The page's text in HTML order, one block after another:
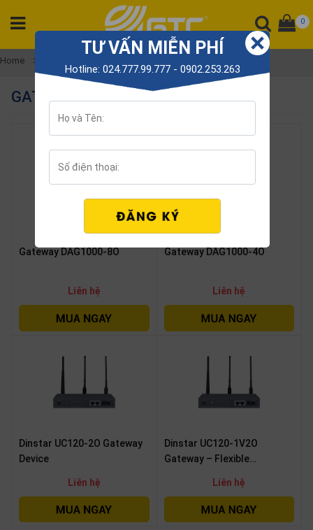
0
Home
GATEWAY FXO
Gateway DAG1000-8O
Liên hệ
Gateway DAG1000-4O
Liên hệ
Dinstar UC120-2O Gateway
Device
Liên hệ
Dinstar UC120-1V2O
Gateway – Flexible
Businesses
Liên hệ
CATEGORY
PRODUCT
nghị
Contact
LANGUAGE
TƯ VẤN MIỄN PHÍ
Hotline: 024.777.99.777 - 0902.253.263